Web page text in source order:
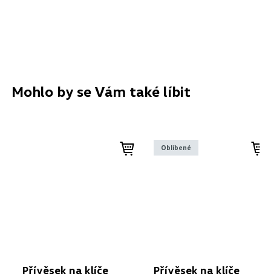
Mohlo by se Vám také líbit
Přívěsek na klíče
Oblíbené
Přívěsek na klíče